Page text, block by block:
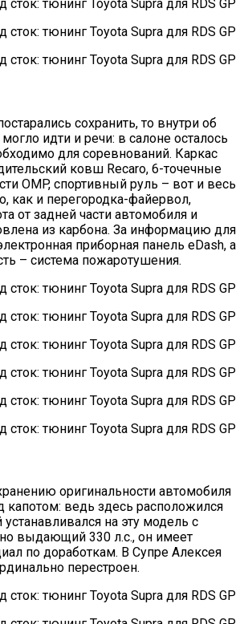
сохранить, то внутри об
идти и речи: в салоне осталось
для соревнований. Каркас
ковш Recaro, 6-точечные
OMP, спортивный руль – вот и весь
как и перегородка-файервол,
от задней части автомобиля и
из карбона. За информацию для
приборная панель eDash, а
– система пожаротушения.
оригинальности автомобиля
капотом: ведь здесь расположился
на эту модель с
выдающий 330 л.с., он имеет
по доработкам. В Супре Алексея
перестроен.